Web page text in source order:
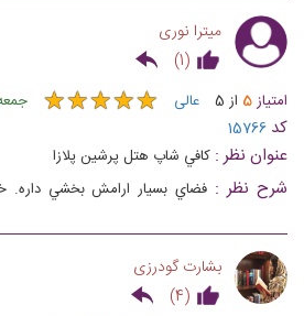
میترا نوری
(
1
)
امتیاز5 از 5 عالی ★★★★★
★★★★★ جمعه 13 تیر
کد 15766
عنوان نظر : كافي شاپ هتل پرشين پلازا
شرح نظر : فضاي بسيار ارامش بخشي
بشارت گودرزی
(
4
)